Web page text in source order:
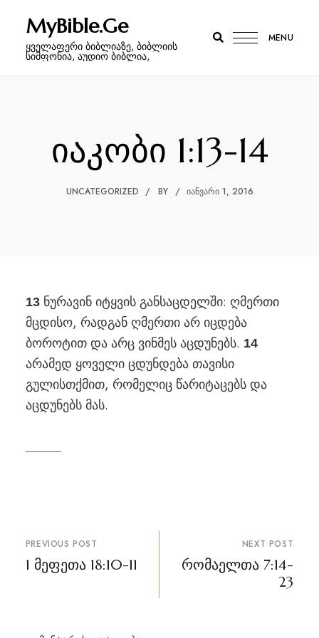
MyBible.Ge
ყველაფერი ბიბლიაზე, ბიბლიის
სიმფონია, აუდიო ბიბლია,
MENU
იაკობი 1:13-14
UNCATEGORIZED BY ᲘᲐᲜᲕᲐᲠᲘ 1, 2016
13 ნურავინ იტყვის განსაცდელში: ღმერთი
მცდისო, რადგან ღმერთი არ იცდება
ბოროტით და არც ვინმეს აცდუნებს. 14
არამედ ყოველი ცდუნდება თავისი
გულისთქმით, რომელიც წარიტაცებს და
აცდუნებს მას.
პოსტის
ნავიგაცია
PREVIOUS POST
1 მეფეთა 18:10-11
NEXT POST
რომაელთა 7:14-
23